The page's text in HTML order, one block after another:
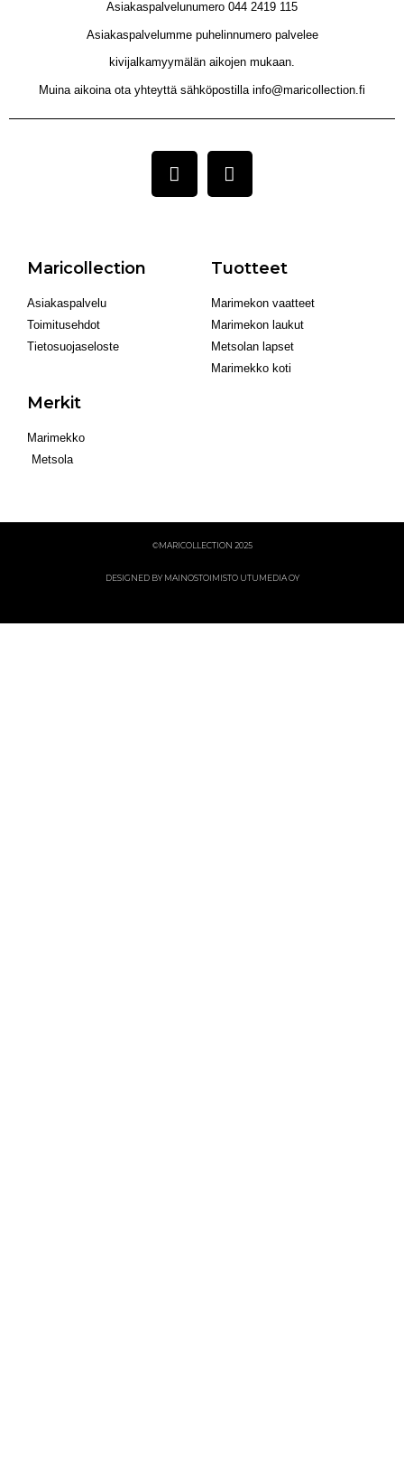
Asiakaspalvelunumero 044 2419 115
Asiakaspalvelumme puhelinnumero palvelee
kivijalkamyymälän aikojen mukaan.
Muina aikoina ota yhteyttä sähköpostilla info@maricollection.fi
Maricollection
Asiakaspalvelu
Toimitusehdot
Tietosuojaseloste
Tuotteet
Marimekon vaatteet
Marimekon laukut
Metsolan lapset
Marimekko koti
Merkit
Marimekko
Metsola
©MARICOLLECTION 2025
DESIGNED BY MAINOSTOIMISTO UTUMEDIA OY